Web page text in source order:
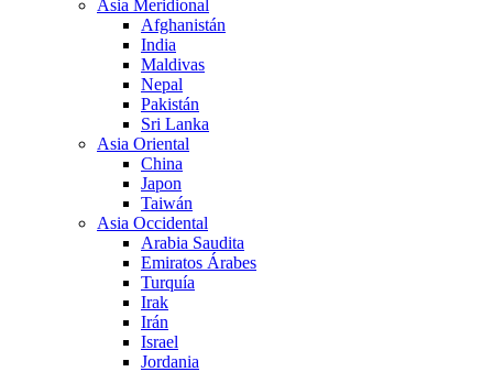
Asia Meridional
Afghanistán
India
Maldivas
Nepal
Pakistán
Sri Lanka
Asia Oriental
China
Japon
Taiwán
Asia Occidental
Arabia Saudita
Emiratos Árabes
Turquía
Irak
Irán
Israel
Jordania